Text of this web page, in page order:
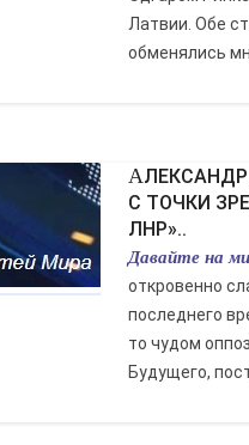
Латвии. Обе
обменялись
АЛЕКСАНДР РОДЖЕРС: О ПРОТЕСТАХ —
С ТОЧКИ
ЛНР»..
Давайте на
откровенно
последнего
то чудом
Будущего,